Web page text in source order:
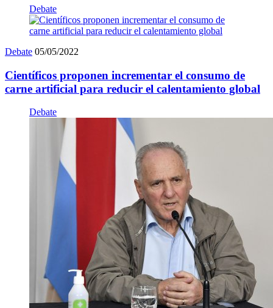
Debate
Debate 05/05/2022
Científicos proponen incrementar el consumo de
carne artificial para reducir el calentamiento global
Debate